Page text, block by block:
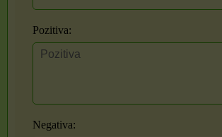
Pozitiva:
Negativa: